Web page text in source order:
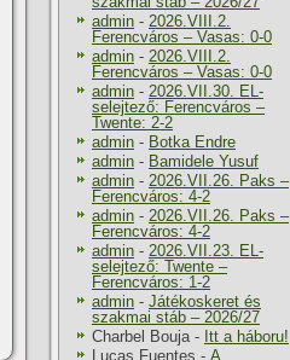
admin - 2026.VIII.2.
Ferencváros – Vasas: 0-0
admin - 2026.VIII.2.
Ferencváros – Vasas: 0-0
admin - 2026.VII.30. EL-
selejtező: Ferencváros –
Twente: 2-2
admin - Botka Endre
admin - Bamidele Yusuf
admin - 2026.VII.26. Paks –
Ferencváros: 4-2
admin - 2026.VII.26. Paks –
Ferencváros: 4-2
admin - 2026.VII.23. EL-
selejtező: Twente –
Ferencváros: 1-2
admin - Játékoskeret és
szakmai stáb – 2026/27
Charbel Bouja- Itt a háboru!
Lucas Fuentes - A